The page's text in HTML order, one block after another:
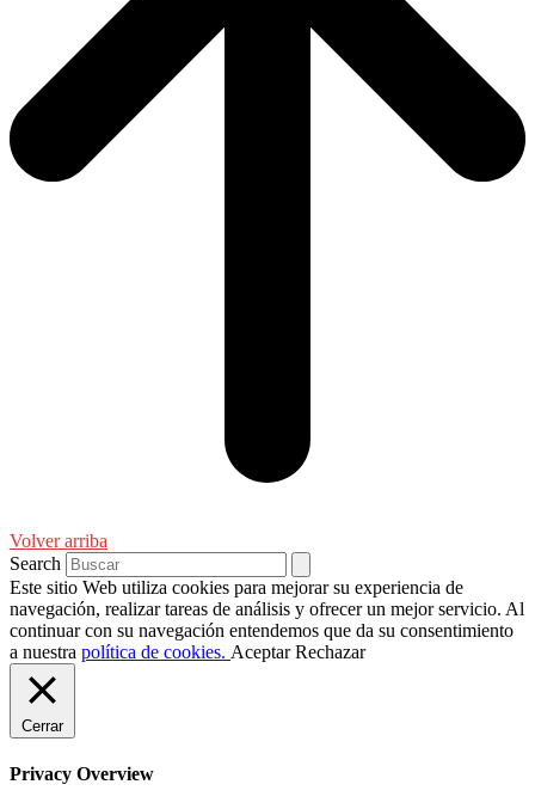
Volver arriba
Search
Este sitio Web utiliza cookies para mejorar su experiencia de
navegación, realizar tareas de análisis y ofrecer un mejor servicio. Al
continuar con su navegación entendemos que da su consentimiento
a nuestra política de cookies. Aceptar Rechazar
Cerrar
Privacy Overview